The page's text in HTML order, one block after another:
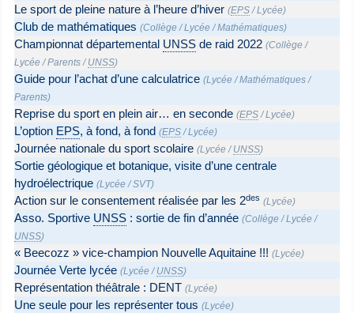
Le sport de pleine nature à l’heure d’hiver (EPS /Lycée)
Club de mathématiques (Collège /Lycée /Mathématiques)
Championnat départemental UNSS de raid 2022 (Collège /
Lycée /Parents / UNSS)
Guide pour l’achat d’une calculatrice (Lycée /Mathématiques /
Parents)
Reprise du sport en plein air… en seconde (EPS /Lycée)
L’option EPS, à fond, à fond (EPS /Lycée)
Journée nationale du sport scolaire (Lycée / UNSS)
Sortie géologique et botanique, visite d’une centrale
hydroélectrique (Lycée /SVT)
Action sur le consentement réalisée par les 2des (Lycée)
Asso. Sportive UNSS : sortie de fin d’année (Collège /Lycée /
UNSS)
« Beecozz » vice-champion Nouvelle Aquitaine !!! (Lycée)
Journée Verte lycée (Lycée / UNSS)
Représentation théâtrale : DENT (Lycée)
Une seule pour les représenter tous (Lycée)